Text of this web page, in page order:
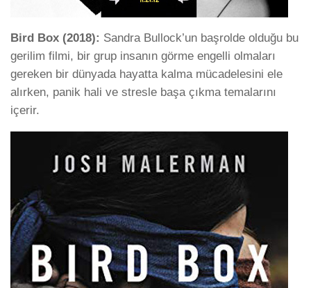
Bird Box (2018): Sandra Bullock’un başrolde olduğu bu
gerilim filmi, bir grup insanın görme engelli olmaları
gereken bir dünyada hayatta kalma mücadelesini ele
alırken, panik hali ve stresle başa çıkma temalarını
içerir.